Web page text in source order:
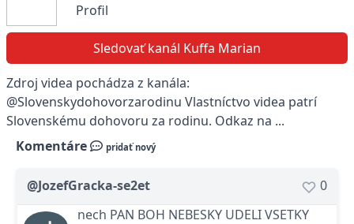
Profil
Sledovať kanál Kuffa Marian
Zdroj videa pochádza z kanála:
@Slovenskydohovorzarodinu Vlastníctvo videa patrí
Slovenskému dohovoru za rodinu. Odkaz na ...
Komentáre
pridať nový
@JozefGracka-se2et
0
nech PAN BOH NEBESKY UDELI VSETKY